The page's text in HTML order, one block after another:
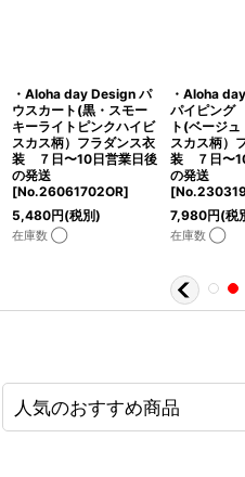
・Aloha day Design パ
ウスカート(黒・スモー
キーライトピンクハイビ
スカス柄）フラダンス衣
装 ７日〜10日営業日後
の発送
[No.26061702OR]
5,480円(税別)
在庫数 ◯
・Aloha
パイピング
ト(ベージ
スカス柄）
装 ７日〜
の発送
[
7,980円(税
在庫数 ◯
人気のおすすめ商品